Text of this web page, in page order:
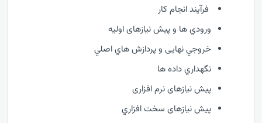
فرآيند انجام کار
ورودي ها و پیش نیازهای اولیه
خروجي نهایی و پردازش هاي اصلي
نگهداري داده ها
پیش نیازهای نرم افزاری
پیش نیازهای سخت افزاري